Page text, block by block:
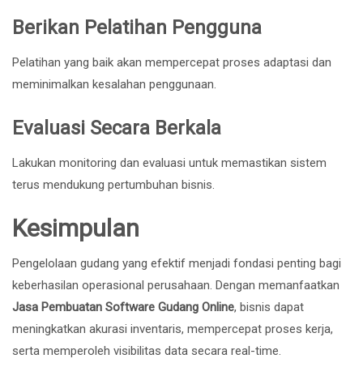
Berikan Pelatihan Pengguna
Pelatihan yang baik akan mempercepat proses adaptasi dan
meminimalkan kesalahan penggunaan.
Evaluasi Secara Berkala
Lakukan monitoring dan evaluasi untuk memastikan sistem
terus mendukung pertumbuhan bisnis.
Kesimpulan
Pengelolaan gudang yang efektif menjadi fondasi penting bagi
keberhasilan operasional perusahaan. Dengan memanfaatkan
Jasa Pembuatan Software Gudang Online, bisnis dapat
meningkatkan akurasi inventaris, mempercepat proses kerja,
serta memperoleh visibilitas data secara real-time.